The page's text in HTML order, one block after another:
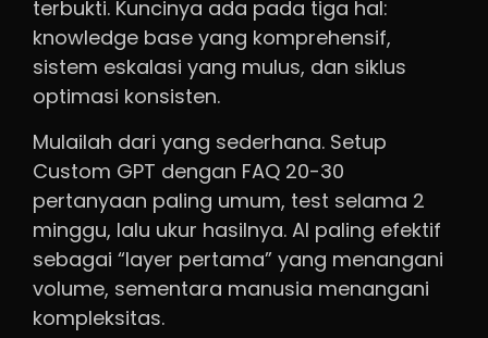
terbukti. Kuncinya ada pada tiga hal:
knowledge base yang komprehensif,
sistem eskalasi yang mulus, dan siklus
optimasi konsisten.
Mulailah dari yang sederhana. Setup
Custom GPT dengan FAQ 20-30
pertanyaan paling umum, test selama 2
minggu, lalu ukur hasilnya. AI paling efektif
sebagai “layer pertama” yang menangani
volume, sementara manusia menangani
kompleksitas.